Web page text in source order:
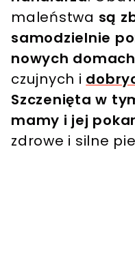
maleństwa są
samodzielnie
nowych domach
czujnych i
Szczenięta w
mamy i jej
zdrowe i silne